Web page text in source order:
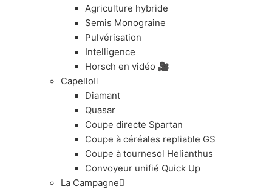
Agriculture hybride
Semis Monograine
Pulvérisation
Intelligence
Horsch en vidéo 🎥
Capello
Diamant
Quasar
Coupe directe Spartan
Coupe à céréales repliable GS
Coupe à tournesol Helianthus
Convoyeur unifié Quick Up
La Campagne